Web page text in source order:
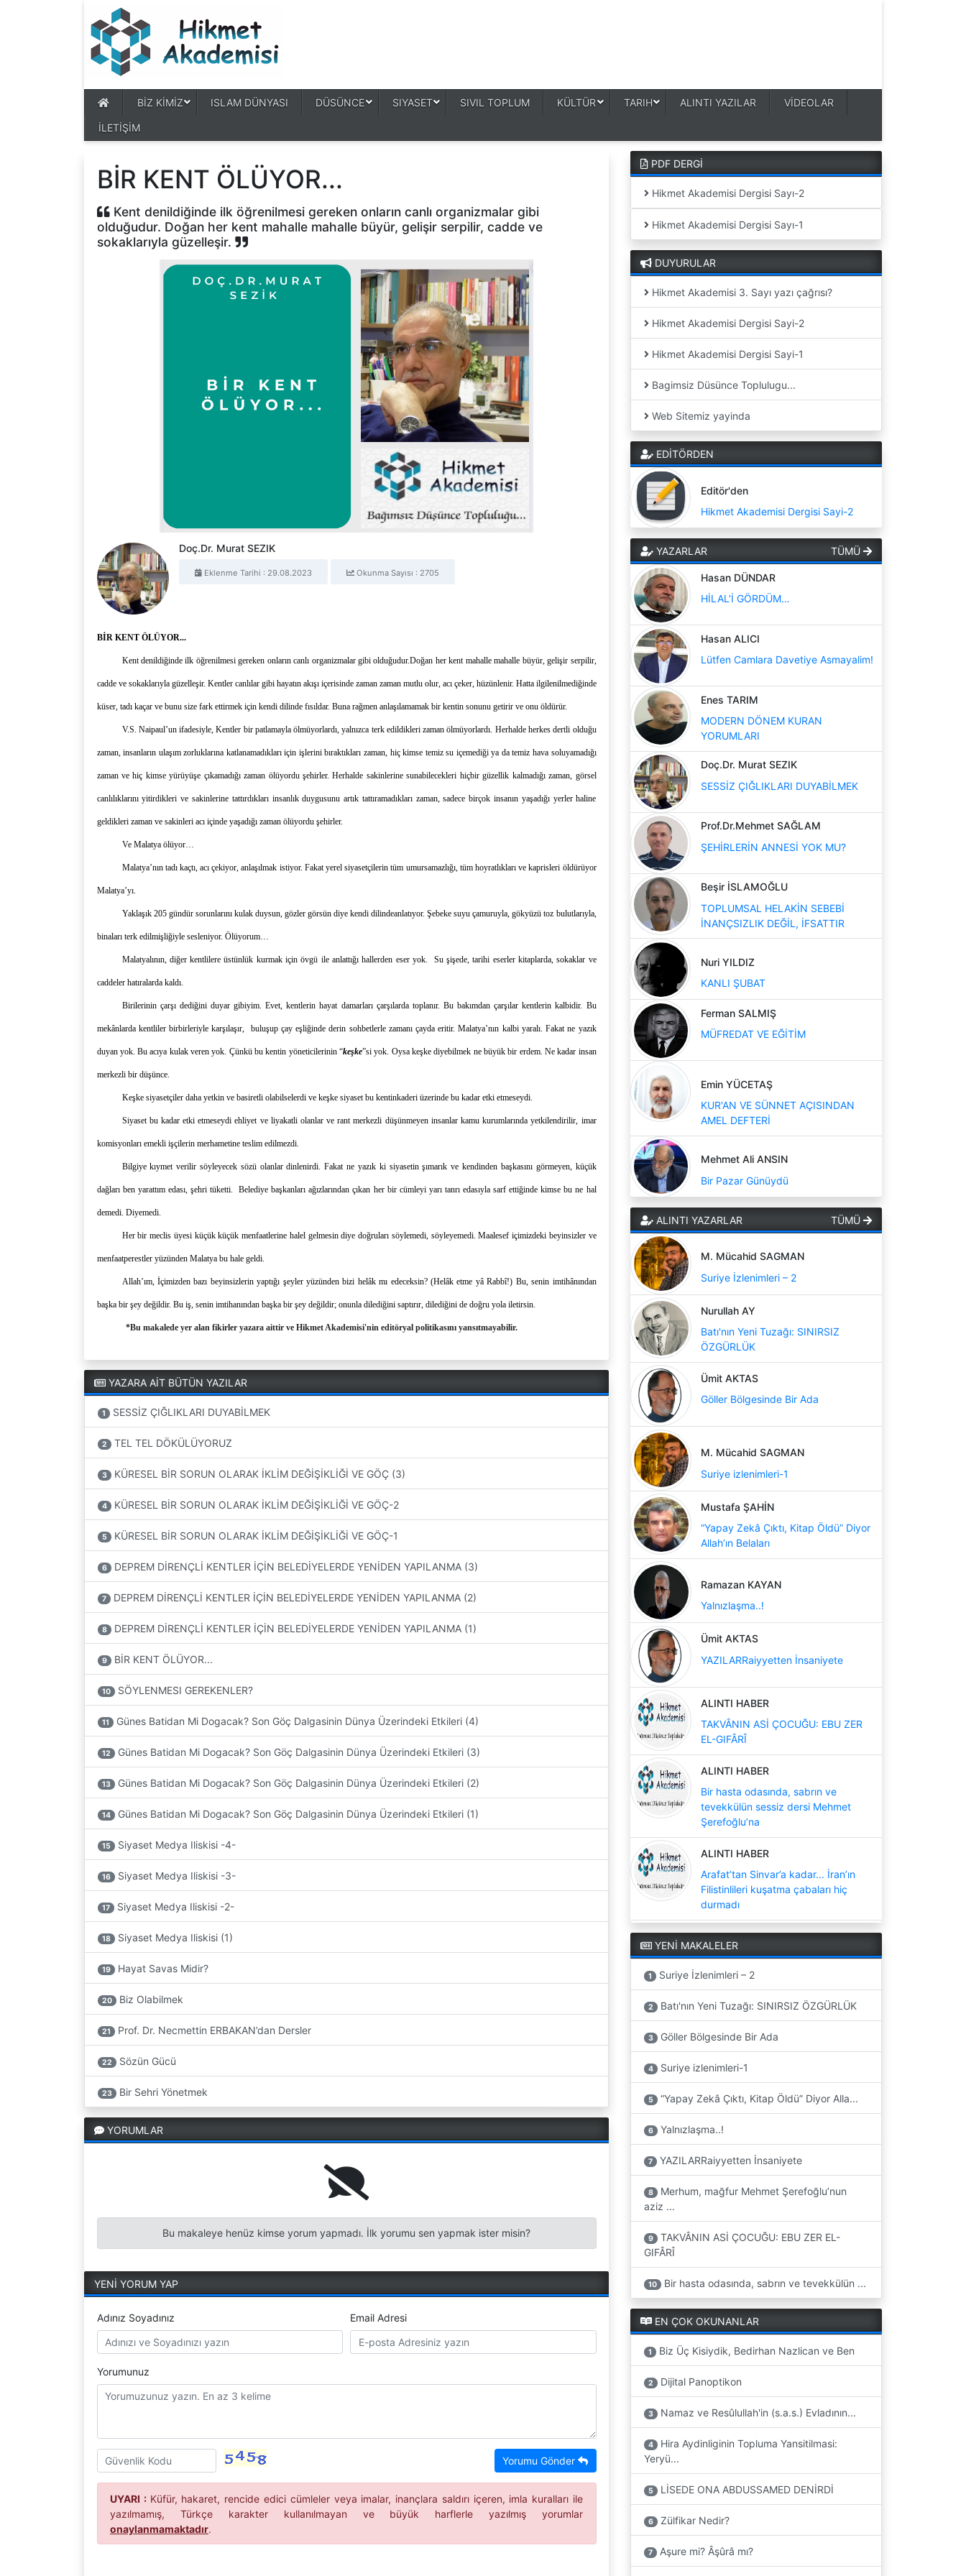
BİZ KİMİZ ISLAM DÜNYASI DÜSÜNCE SIYASET SIVIL TOPLUM KÜLTÜR TARIH ALINTI YAZILAR VİDEOLAR
İLETİŞİM
BİR KENT ÖLÜYOR...
Kent denildiğinde ilk öğrenilmesi gereken onların canlı organizmalar gibi
olduğudur. Doğan her kent mahalle mahalle büyür, gelişir serpilir, cadde ve
sokaklarıyla güzelleşir.
Doç.Dr. Murat SEZIK
Eklenme Tarihi : 29.08.2023 Okunma Sayısı : 2705
BİR KENT ÖLÜYOR...
Kent denildiğinde ilk öğrenilmesi gereken onlarıncanlı organizmalar gibi olduğudur.Doğan her kent mahalle mahalle büyür, gelişir serpilir,
cadde ve sokaklarıyla güzelleşir. Kentler canlılar gibi hayatın akışı içerisinde zaman zaman mutlu olur, acı çeker, hüzünlenir. Hattailgilenilmediğinde
küser, tadı kaçarve bunu size fark ettirmek için kendi dilinde fısıldar. Buna rağmen anlaşılamamak bir kentinsonunu getirir ve onu öldürür.
V.S. Naipaul’un ifadesiyle,Kentler bir patlamayla ölmüyorlardı, yalnızca terk edildikleri zaman ölmüyorlardı. Herhalde herkes dertli olduğu
zaman, insanların ulaşımzorluklarına katlanamadıkları için işlerini bıraktıkları zaman, hiç kimse temiz su içemediği ya da temiz hava soluyamadığı
zaman ve hiç kimse yürüyüşe çıkamadığı zaman ölüyordu şehirler. Herhalde sakinlerine sunabilecekleri hiçbir güzellik kalmadığı zaman, görsel
canlılıklarını yitirdikleri ve sakinlerine tattırdıkları insanlık duygusunu artık tattıramadıkları zaman, sadece birçok insanın yaşadığı yerler haline
geldikleri zaman ve sakinleri acı içinde yaşadığı zaman ölüyordu şehirler.
Ve Malatya ölüyor…
Malatya’nın tadı kaçtı, acı çekiyor, anlaşılmak istiyor. Fakat yerel siyasetçilerin tüm umursamazlığı, tüm hoyratlıkları ve kaprisleri öldürüyor
Malatya’yı.
Yaklaşık 205gündür sorunlarını kulak duysun, gözler görsün diye kendi dilindeanlatıyor.Şebeke suyu çamuruyla, gökyüzü toz bulutlarıyla,
binaları terk edilmişliğiyle sesleniyor. Ölüyorum…
Malatyalının, diğer kentlilere üstünlük kurmak için övgü ile anlattığı hallerden eser yok. Su şişede, tarihi eserler kitaplarda, sokaklar ve
caddeler hatıralarda kaldı.
Birilerinin çarşı dediğini duyar gibiyim. Evet, kentlerin hayat damarları çarşılarda toplanır. Bu bakımdan çarşılar kentlerin kalbidir. Bu
mekânlarda kentliler birbirleriyle karşılaşır, buluşup çay eşliğinde derin sohbetlerle zamanı çayda eritir. Malatya’nın kalbi yaralı. Fakat ne yazık
duyan yok. Bu acıya kulak veren yok. Çünkü bu kentin yöneticilerinin “keşke”si yok. Oysa keşke diyebilmek ne büyük bir erdem. Ne kadar insan
merkezli bir düşünce.
Keşke siyasetçiler daha yetkin ve basiretli olabilselerdive keşke siyaset bu kentinkaderi üzerinde bu kadar etki etmeseydi.
Siyaset bu kadar etki etmeseydi ehliyet ve liyakatli olanlarve rant merkezli düşünmeyen insanlar kamu kurumlarında yetkilendirilir, imar
komisyonları emekli işçilerin merhametine teslim edilmezdi.
Bilgiye kıymet verilir söyleyecek sözü olanlar dinlenirdi Fakat ne yazık ki siyasetin şımarık ve kendinden başkasını görmeyen, küçük
dağları ben yarattım edası, şehri tüketti. Belediye başkanları ağızlarından çıkan her bir cümleyi yarı tanrı edasıyla sarf ettiğinde kimse bu ne hal
demedi. Diyemedi.
Her bir meclis üyesi küçük küçük menfaatlerine halel gelmesin diye doğruları söylemedi, söyleyemedi. Maalesef içimizdeki beyinsizler ve
menfaatperestler yüzünden Malatya bu hale geldi.
Allah’ım, İçimizden bazı beyinsizlerin yaptığı şeyler yüzünden bizi helâk mı edeceksin? (Helâk etme yâ Rabbî!) Bu, senin imtihânından
başka bir şey değildir. Bu iş, senin imtihanından başka bir şey değildir; onunla dilediğini saptırır, dilediğini de doğru yola iletirsin.
*Bu makalede yer alan fikirler yazara aittir ve Hikmet Akademisi'nin editöryal politikasını yansıtmayabilir.
YAZARA AİT BÜTÜN YAZILAR
1 SESSİZ ÇIĞLIKLARI DUYABİLMEK
2 TEL TEL DÖKÜLÜYORUZ
3 KÜRESEL BİR SORUN OLARAK İKLİM DEĞİŞİKLİĞİ VE GÖÇ (3)
4 KÜRESEL BİR SORUN OLARAK İKLİM DEĞİŞİKLİĞİ VE GÖÇ-2
5 KÜRESEL BİR SORUN OLARAK İKLİM DEĞİŞİKLİĞİ VE GÖÇ-1
6 DEPREM DİRENÇLİ KENTLER İÇİN BELEDİYELERDE YENİDEN YAPILANMA (3)
7 DEPREM DİRENÇLİ KENTLER İÇİN BELEDİYELERDE YENİDEN YAPILANMA (2)
8 DEPREM DİRENÇLİ KENTLER İÇİN BELEDİYELERDE YENİDEN YAPILANMA (1)
9 BİR KENT ÖLÜYOR...
10 SÖYLENMESI GEREKENLER?
11 Günes Batidan Mi Dogacak? Son Göç Dalgasinin Dünya Üzerindeki Etkileri (4)
12 Günes Batidan Mi Dogacak? Son Göç Dalgasinin Dünya Üzerindeki Etkileri (3)
13 Günes Batidan Mi Dogacak? Son Göç Dalgasinin Dünya Üzerindeki Etkileri (2)
14 Günes Batidan Mi Dogacak? Son Göç Dalgasinin Dünya Üzerindeki Etkileri (1)
15 Siyaset Medya Iliskisi -4-
16 Siyaset Medya Iliskisi -3-
17 Siyaset Medya Iliskisi -2-
18 Siyaset Medya Iliskisi (1)
19 Hayat Savas Midir?
20 Biz Olabilmek
21 Prof. Dr. Necmettin ERBAKAN’dan Dersler
22 Sözün Gücü
23 Bir Sehri Yönetmek
YORUMLAR
Bu makaleye henüz kimse yorum yapmadı. İlk yorumu sen yapmak ister misin?
YENİ YORUM YAP
Adınız Soyadınız Email Adresi
Yorumunuz
Yorumu Gönder
UYARI : Küfür, hakaret, rencide edici cümleler veya imalar, inançlara saldırı içeren, imla kuralları ile
yazılmamış, Türkçe karakter kullanılmayan ve büyük harflerle yazılmış yorumlar
onaylanmamaktadır.
PDF DERGİ
Hikmet Akademisi Dergisi Sayı-2
Hikmet Akademisi Dergisi Sayı-1
DUYURULAR
Hikmet Akademisi 3. Sayı yazı çağrısı?
Hikmet Akademisi Dergisi Sayi-2
Hikmet Akademisi Dergisi Sayi-1
Bagimsiz Düsünce Toplulugu...
Web Sitemiz yayinda
EDİTÖRDEN
Editör'den
Hikmet Akademisi Dergisi Sayi-2
YAZARLAR TÜMÜ
Hasan DÜNDAR
HİLAL’İ GÖRDÜM…
Hasan ALICI
Lütfen Camlara Davetiye Asmayalim!
Enes TARIM
MODERN DÖNEM KURAN
YORUMLARI
Doç.Dr. Murat SEZIK
SESSİZ ÇIĞLIKLARI DUYABİLMEK
Prof.Dr.Mehmet SAĞLAM
ŞEHİRLERİN ANNESİ YOK MU?
Beşir İSLAMOĞLU
TOPLUMSAL HELAKİN SEBEBİ
İNANÇSIZLIK DEĞİL, İFSATTIR
Nuri YILDIZ
KANLI ŞUBAT
Ferman SALMIŞ
MÜFREDAT VE EĞİTİM
Emin YÜCETAŞ
KUR'AN VE SÜNNET AÇISINDAN
AMEL DEFTERİ
Mehmet Ali ANSIN
Bir Pazar Günüydü
ALINTI YAZARLAR TÜMÜ
M. Mücahid SAGMAN
Suriye İzlenimleri – 2
Nurullah AY
Batı'nın Yeni Tuzağı: SINIRSIZ
ÖZGÜRLÜK
Ümit AKTAS
Göller Bölgesinde Bir Ada
M. Mücahid SAGMAN
Suriye izlenimleri-1
Mustafa ŞAHİN
“Yapay Zekâ Çıktı, Kitap Öldü” Diyor
Allah’ın Belaları
Ramazan KAYAN
Yalnızlaşma..!
Ümit AKTAS
YAZILARRaiyyetten İnsaniyete
ALINTI HABER
TAKVÂNIN ASİ ÇOCUĞU: EBU ZER
EL-GIFÂRÎ
ALINTI HABER
Bir hasta odasında, sabrın ve
tevekkülün sessiz dersi Mehmet
Şerefoğlu’na
ALINTI HABER
Arafat’tan Sinvar’a kadar... İran’ın
Filistinlileri kuşatma çabaları hiç
durmadı
YENİ MAKALELER
1 Suriye İzlenimleri – 2
2 Batı'nın Yeni Tuzağı: SINIRSIZ ÖZGÜRLÜK
3 Göller Bölgesinde Bir Ada
4 Suriye izlenimleri-1
5 “Yapay Zekâ Çıktı, Kitap Öldü” Diyor Alla...
6 Yalnızlaşma..!
7 YAZILARRaiyyetten İnsaniyete
8
Merhum, mağfur Mehmet Şerefoğlu’nun
aziz ...
9
TAKVÂNIN ASİ ÇOCUĞU: EBU ZER EL-
GIFÂRÎ
10 Bir hasta odasında, sabrın ve tevekkülün ...
EN ÇOK OKUNANLAR
1 Biz Üç Kisiydik, Bedirhan Nazlican ve Ben
2 Dijital Panoptikon
3 Namaz ve Resûlullah'in (s.a.s.) Evladının...
4
Hira Aydinliginin Topluma Yansitilmasi:
Yeryü...
5 LİSEDE ONA ABDUSSAMED DENİRDİ
6 Zülfikar Nedir?
7 Aşure mi? Âşûrâ mı?